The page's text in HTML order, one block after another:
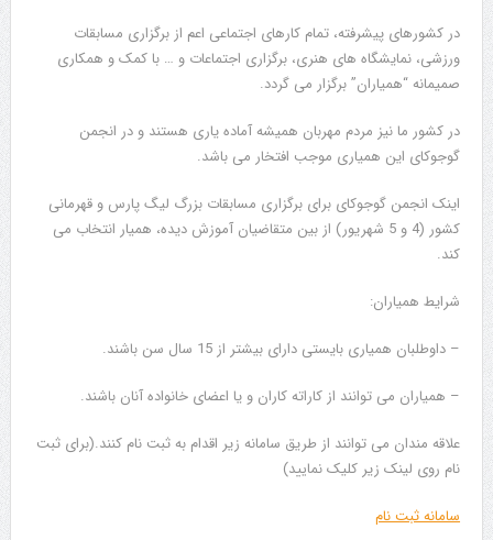
در کشورهای پیشرفته، تمام کارهای اجتماعی اعم از برگزاری مسابقات
ورزشی، نمایشگاه های هنری، برگزاری اجتماعات و … با کمک و همکاری
صمیمانه “همیاران” برگزار می گردد.
در کشور ما نیز مردم مهربان همیشه آماده یاری هستند و در انجمن
گوجوکای این همیاری موجب افتخار می باشد.
اینک انجمن گوجوکای برای برگزاری مسابقات بزرگ لیگ پارس و قهرمانی
کشور (4 و 5 شهریور) از بین متقاضیان آموزش دیده، همیار انتخاب می
کند.
شرایط همیاران:
– داوطلبان همیاری بایستی دارای بیشتر از 15 سال سن باشند.
– همیاران می توانند از کاراته کاران و یا اعضای خانواده آنان باشند.
علاقه مندان می توانند از طریق سامانه زیر اقدام به ثبت نام کنند.(برای ثبت
نام روی لینک زیر کلیک نمایید)
سامانه ثبت نام